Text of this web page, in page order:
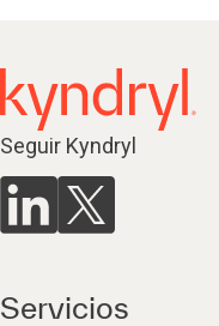
Seguir Kyndryl
Servicios